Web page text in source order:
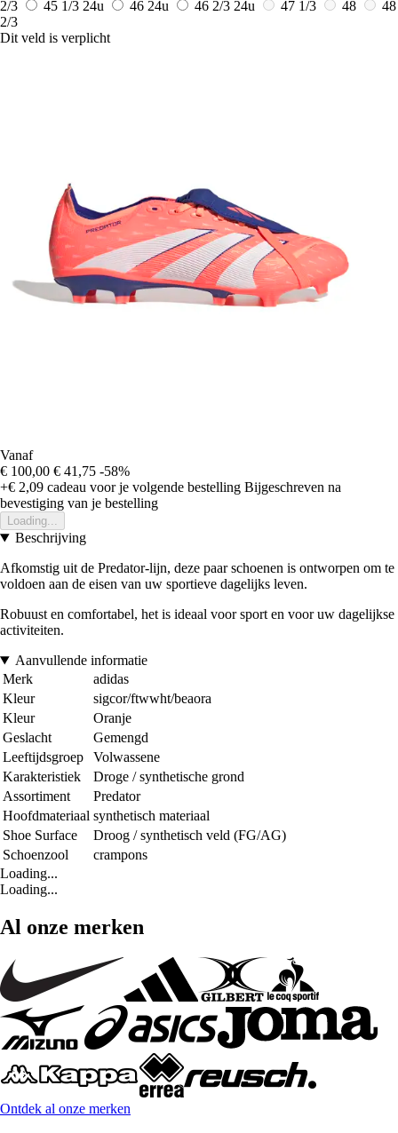
2/3 45 1/3 24u 46 24u 46 2/3 24u 47 1/3 48
48
2/3
Dit veld is verplicht
Vanaf
€ 100,00 € 41,75 -58%
+€ 2,09 cadeau voor je volgende bestelling Bijgeschreven na
bevestiging van je bestelling
Loading...
Beschrijving
Afkomstig uit de Predator-lijn, deze paar schoenen is ontworpen om te
voldoen aan de eisen van uw sportieve dagelijks leven.
Robuust en comfortabel, het is ideaal voor sport en voor uw dagelijkse
activiteiten.
Aanvullende informatie
Merk
adidas
Kleur
sigcor/ftwwht/beaora
Kleur
Oranje
Geslacht
Gemengd
Leeftijdsgroep
Volwassene
Karakteristiek
Droge / synthetische grond
Assortiment
Predator
Hoofdmateriaal synthetisch materiaal
Shoe Surface
Droog / synthetisch veld (FG/AG)
Schoenzool
crampons
Loading...
Loading...
Al onze merken
Ontdek al onze merken